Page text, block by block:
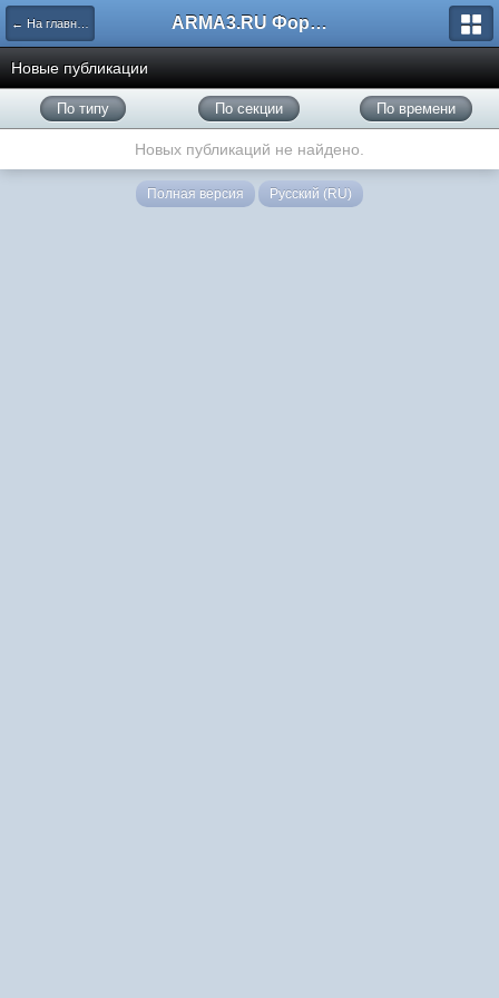
← На главную ARMA3.RU Форум
Новые публикации
По типу По секции По времени
Новых публикаций не найдено.
Полная версия Русский (RU)